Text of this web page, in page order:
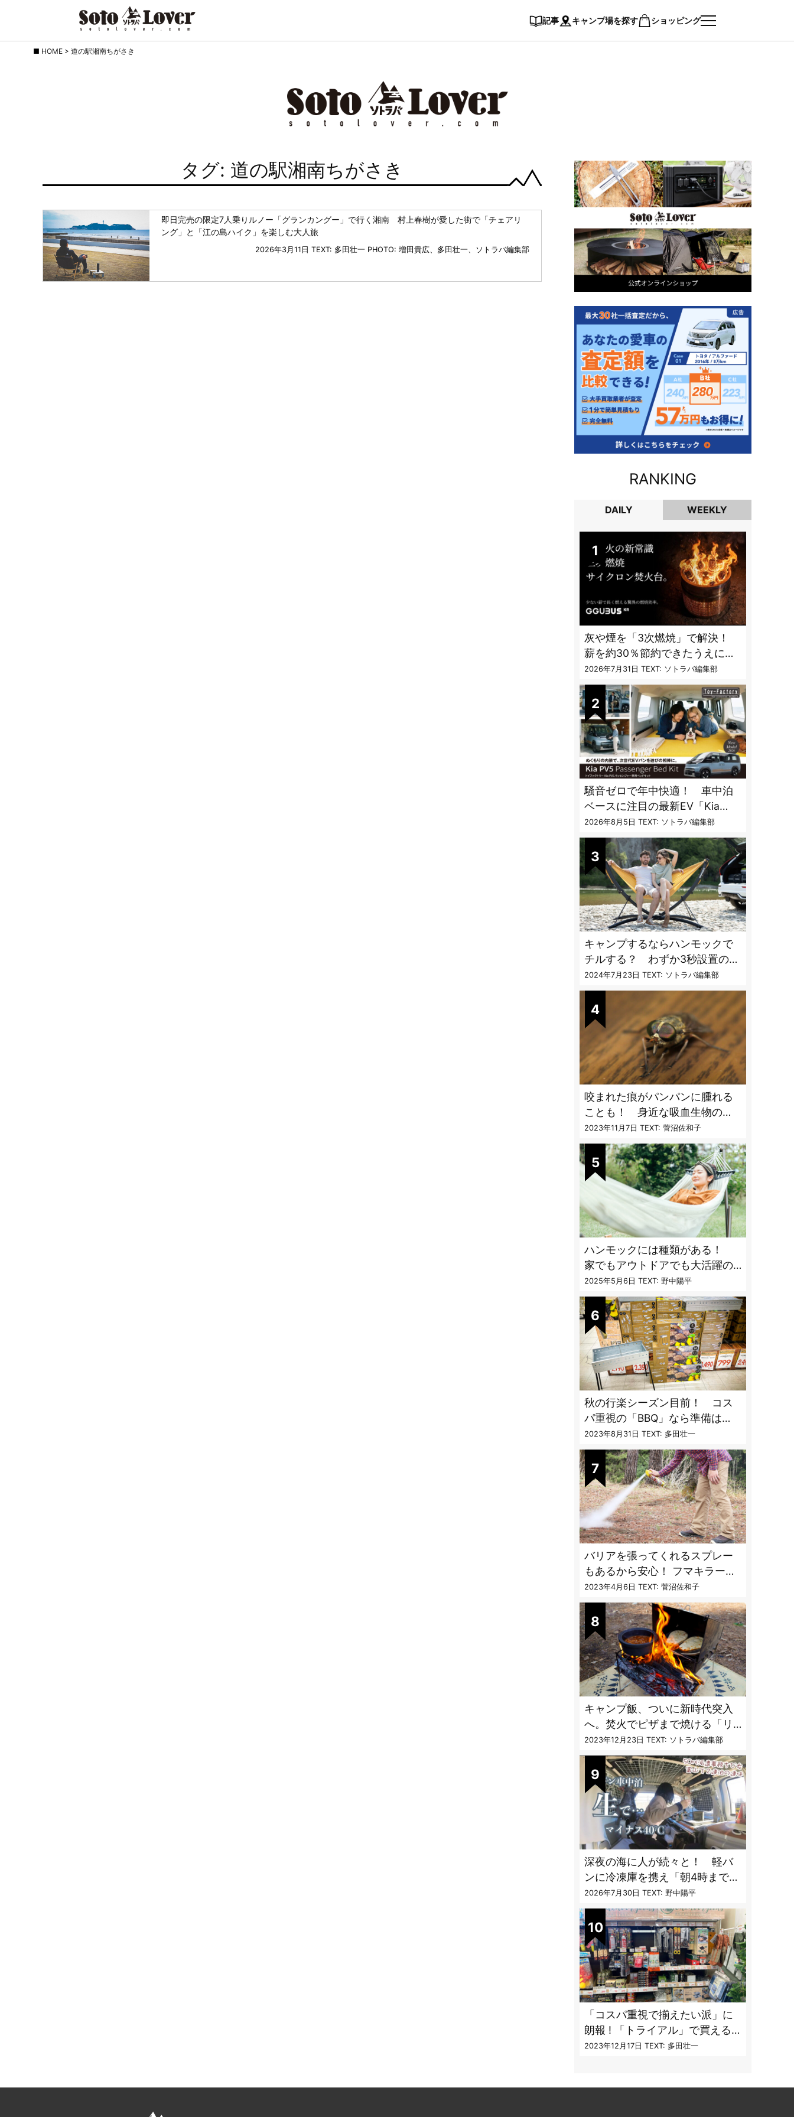
記事 キャンプ場を探す ショッピング
HOME > 道の駅湘南ちがさき
タグ: 道の駅湘南ちがさき
即日完売の限定7人乗りルノー「グランカングー」で行く湘南 村上春樹が愛した街で「チェアリ
ング」と「江の島ハイク」を楽しむ大人旅
2026年3月11日 TEXT: 多田壮一 PHOTO: 増田貴広、多田壮一、ソトラバ編集部
RANKING
DAILY WEEKLY
DAILY
灰や煙を「3次燃焼」で解決！
薪を約30％節約できたうえに炎
も美しくなった焚火台
2026年7月31日 TEXT: ソトラバ編集部
騒音ゼロで年中快適！ 車中泊
ベースに注目の最新EV「Kia
PV5」専用ベッドキット登場
2026年8月5日 TEXT: ソトラバ編集部
キャンプするならハンモックで
チルする？ わずか3秒設置の本
格派ハンモックスタンドが機能
的過ぎる
2024年7月23日 TEXT: ソトラバ編集部
咬まれた痕がパンパンに腫れる
ことも！ 身近な吸血生物の
〝生態と対策〟【vol.04 ア
ブ・ブユ・ヌカカ】
2023年11月7日 TEXT: 菅沼佐和子
ハンモックには種類がある！
家でもアウトドアでも大活躍の
ハンモックの特徴と選び方のコ
ツとは
2025年5月6日 TEXT: 野中陽平
秋の行楽シーズン目前！ コス
パ重視の「BBQ」なら準備は
「トライアル」一択だった
2023年8月31日 TEXT: 多田壮一
バリアを張ってくれるスプレー
もあるから安心！ フマキラーに
聞く「最強の虫撃退グッズ
vol.4」【キャンプサイトで使う
虫よけ】
2023年4月6日 TEXT: 菅沼佐和子
キャンプ飯、ついに新時代突入
へ。焚火でピザまで焼ける「リ
フレクターオーブン」がスゴす
ぎる
2023年12月23日 TEXT: ソトラバ編集部
深夜の海に人が続々と！ 軽バ
ンに冷凍庫を携え「朝4時までホ
タルイカ掬い」の奮闘記
2026年7月30日 TEXT: 野中陽平
「コスパ重視で揃えたい派」に
朗報 ! 「トライアル」で買える
キャンプ道具7品
2023年12月17日 TEXT: 多田壮一